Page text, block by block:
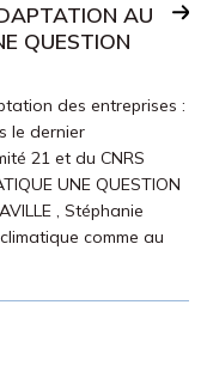
AU
QUESTION
des entreprises :
le dernier
21 et du CNRS
UNE QUESTION
, Stéphanie
comme au